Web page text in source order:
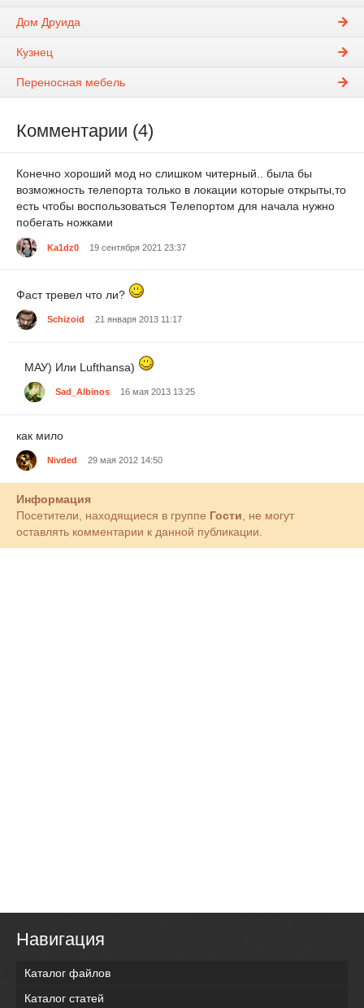
Дом Друида
Кузнец
Переносная мебель
Комментарии (4)
Конечно хороший мод но слишком читерный.. была бы
возможность телепорта только в локации которые открыты,то
есть чтобы воспользоваться Телепортом для начала нужно
побегать ножками
Ka1dz0 19 сентября 2021 23:37
Фаст тревел что ли?
Schizoid 21 января 2013 11:17
МАУ) Или Lufthansa)
Sad_Albinos 16 мая 2013 13:25
как мило
Nivded 29 мая 2012 14:50
Информация
Посетители, находящиеся в группе Гости , не могут
оставлять комментарии к данной публикации.
Навигация
Каталог файлов
Каталог статей